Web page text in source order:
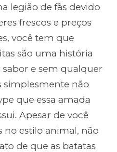
legião de fãs devido
frescos e preços
você tem que
são uma história
e sem qualquer
simplesmente não
que essa amada
Apesar de você
no estilo animal, não
de que as batatas